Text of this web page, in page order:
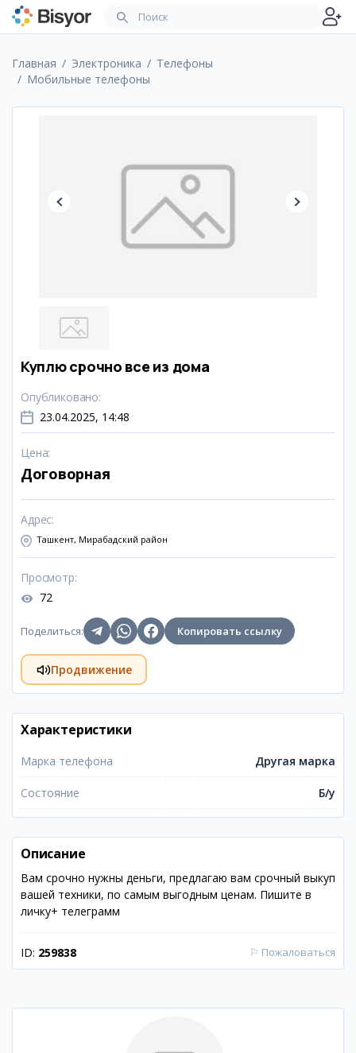
Главная Электроника
Телефоны
Мобильные телефоны
Куплю срочно все из дома
Опубликовано:
23.04.2025, 14:48
Цена:
Договорная
Адрес:
Ташкент, Мирабадский район
Просмотр:
72
Поделиться: Копировать ссылку
Продвижение
Характеристики
Марка телефона Другая марка
Состояние Б/у
Описание
Вам срочно нужны деньги, предлагаю вам срочный выкуп
вашей техники, по самым выгодным ценам. Пишите в
личку+ телеграмм
ID: 259838 ⚐ Пожаловаться